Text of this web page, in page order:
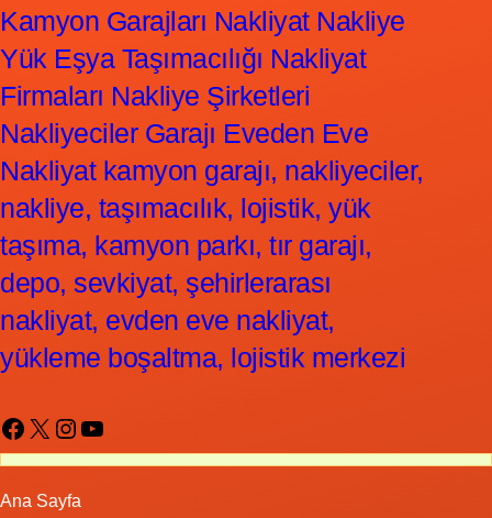
Kamyon Garajları Nakliyat Nakliye
Yük Eşya Taşımacılığı Nakliyat
Firmaları Nakliye Şirketleri
Nakliyeciler Garajı Eveden Eve
Nakliyat kamyon garajı, nakliyeciler,
nakliye, taşımacılık, lojistik, yük
taşıma, kamyon parkı, tır garajı,
depo, sevkiyat, şehirlerarası
nakliyat, evden eve nakliyat,
yükleme boşaltma, lojistik merkezi
Facebook X Instagram YouTube
Ana Sayfa